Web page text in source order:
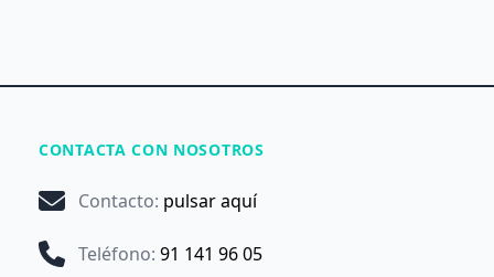
CONTACTA CON NOSOTROS
Contacto: pulsar aquí
Teléfono: 91 141 96 05